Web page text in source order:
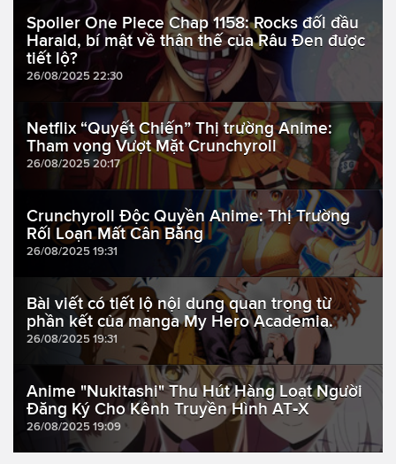
Spoiler One Piece Chap 1158: Rocks đối đầu
Harald, bí mật về thân thế của Râu Đen được
tiết lộ?
26/08/2025 22:30
Netflix “Quyết Chiến” Thị trường Anime:
Tham vọng Vượt Mặt Crunchyroll
26/08/2025 20:17
Crunchyroll Độc Quyền Anime: Thị Trường
Rối Loạn Mất Cân Bằng
26/08/2025 19:31
Bài viết có tiết lộ nội dung quan trọng từ
phần kết của manga My Hero Academia.
26/08/2025 19:31
Anime "Nukitashi" Thu Hút Hàng Loạt Người
Đăng Ký Cho Kênh Truyền Hình AT‑X
26/08/2025 19:09